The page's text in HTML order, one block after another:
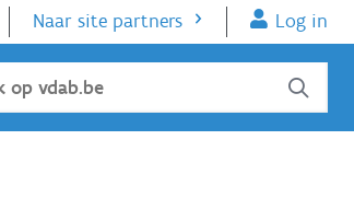
Naar site partners Log in